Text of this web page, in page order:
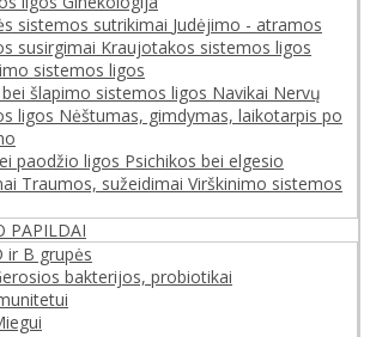
sistemos sutrikimai Judėjimo - atramos
susirgimai Kraujotakos sistemos ligos
sistemos ligos
šlapimo sistemos ligos Navikai Nervų
ligos Nėštumas, gimdymas, laikotarpis po
paodžio ligos Psichikos bei elgesio
Traumos, sužeidimai Virškinimo sistemos
PAPILDAI
ir B grupės
bakterijos, probiotikai